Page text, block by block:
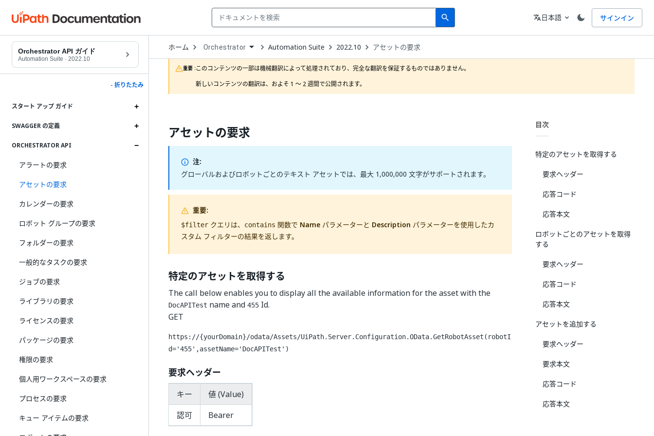
search
Search 言語
translate日本語 expand_more サインイン
Orchestrator API ガイド
Automation Suite · 2022.10
- 折りたたみ
スタート アップ ガイド
SWAGGER の定義
ORCHESTRATOR API
アラートの要求
アセットの要求
カレンダーの要求
ロボット グループの要求
フォルダーの要求
一般的なタスクの要求
ジョブの要求
ライブラリの要求
ライセンスの要求
パッケージの要求
権限の要求
個人用ワークスペースの要求
プロセスの要求
キュー アイテムの要求
ホーム Open
Dropdown
to
choose
product
Orchestrator Automation Suite 2022.10 アセットの要求
重要 :このコンテンツの一部は機械翻訳によって処理されており、完全な翻訳を保証するものではありません。
新しいコンテンツの翻訳は、およそ 1 ～ 2 週間で公開されます。
アセットの要求
注:
グローバルおよびロボットごとのテキスト アセットでは、最大 1,000,000 文字がサポートされます。
重要:
$filter クエリは、 contains 関数で Name パラメーターと Description パラメーターを使用したカ
スタム フィルターの結果を返します。
特定のアセットを取得する
The call below enables you to display all the available information for the asset with the
DocAPITest name and 455 Id.
GET
https://{yourDomain}/odata/Assets/UiPath.Server.Configuration.OData.GetRobotAsset(robotI
d='455',assetName='DocAPITest')
要求ヘッダー
キー
値 (Value)
認可
Bearer
目次
特定のアセットを取得する
要求ヘッダー
応答コード
応答本文
ロボットごとのアセットを取得
する
要求ヘッダー
応答コード
応答本文
アセットを追加する
要求ヘッダー
要求本文
応答コード
応答本文